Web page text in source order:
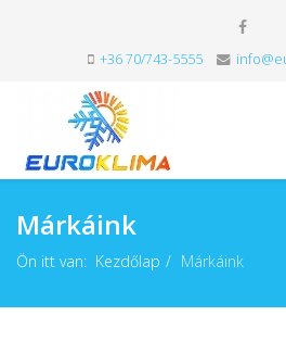
+36 70/743-5555
Márkáink
Ön itt van: Kezdőlap Márkáink